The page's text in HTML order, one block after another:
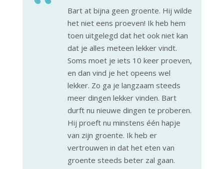
Bart at bijna geen groente. Hij wilde
het niet eens proeven! Ik heb hem
toen uitgelegd dat het ook niet kan
dat je alles meteen lekker vindt.
Soms moet je iets 10 keer proeven,
en dan vind je het opeens wel
lekker. Zo ga je langzaam steeds
meer dingen lekker vinden. Bart
durft nu nieuwe dingen te proberen.
Hij proeft nu minstens één hapje
van zijn groente. Ik heb er
vertrouwen in dat het eten van
groente steeds beter zal gaan.